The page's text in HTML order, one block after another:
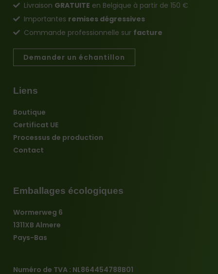
Emballages écologiques
Wormerweg 6
1311XB Almere
Pays-Bas
Numéro de TVA : NL864454788B01
Liens
Boutique
Certificat UE
Processus de production
Contact
Livraison GRATUITE en Belgique à partir de 150 €
Importantes remises dégressives
Commande professionnelle sur facture
Demander un échantillon